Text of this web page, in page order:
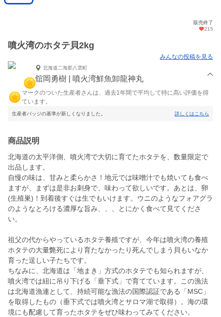
販売終了
215
噴火湾のホタテ貝2kg
みんなの投稿を見る
北海道二海郡八雲町
舘岡勇樹 | 噴火湾鮮魚卸龍神丸
マークのついた生産者さんは、過去1年間で平均して特に高い評価を得
ています。
生産者バッジの基準が新しくなりました。 詳しくはこちら
商品説明
北海道の太平洋側、噴火湾で大切に育てたホタテを、数量限定で
出品します。
自慢の味は、甘みと柔らかさ！地元では味噌汁でも焼いても食べ
ますが、まずは是非お刺身で、味わって欲しいです。あとは、卵
(生殖巣)！到着後すぐは生でもいけます。ウニのようなフォアグラ
のようなとろける濃厚な旨み、、、とにかく食べて見てくださ
い。
祖父の代からやっているホタテ養殖ですが、今年は噴火湾の養殖
ホタテの大量斃死により育たなかったり死んでしまう貝もいなか
育った逞しい子たちです。
ちなみに、北海道は「地まき」方式のホタテでも知られますが、
噴火湾では紐に吊り下げる「垂下式」で育てています。この漁法
は北海道漁連として、持続可能な漁法の国際認証である「MSC」
を取得したもの（垂下式では噴火湾とサロマ湖で取得）。海の環
境にも配慮して育ったホタテをぜひ味わってみてください。